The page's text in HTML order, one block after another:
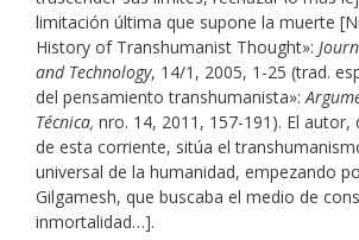
limitación última que supone la muerte
History of Transhumanist Thought»:
and Technology, 14/1, 2005, 1-25 (trad.
del pensamiento transhumanista»:
Técnica, nro. 14, 2011, 157-191). El
de esta corriente, sitúa el
universal de la humanidad, empezando
Gilgamesh, que buscaba el medio de
inmortalidad…].